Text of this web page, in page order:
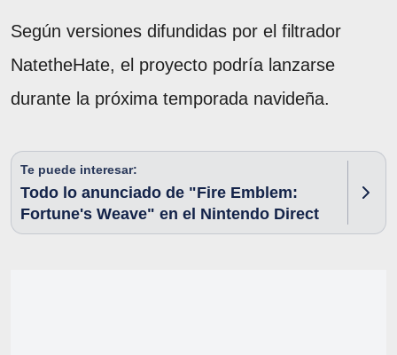
Según versiones difundidas por el filtrador
NatetheHate, el proyecto podría lanzarse
durante la próxima temporada navideña.
Te puede interesar:
Todo lo anunciado de "Fire Emblem:
Fortune's Weave" en el Nintendo Direct